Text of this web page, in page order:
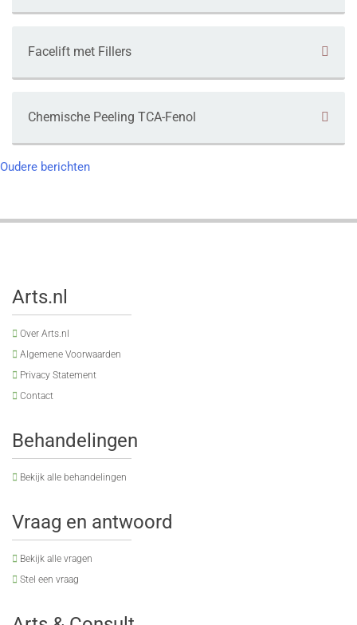
Facelift met Fillers
Chemische Peeling TCA-Fenol
Berichtennavigatie
Oudere berichten
Arts.nl
Over Arts.nl
Algemene Voorwaarden
Privacy Statement
Contact
Behandelingen
Bekijk alle behandelingen
Vraag en antwoord
Bekijk alle vragen
Stel een vraag